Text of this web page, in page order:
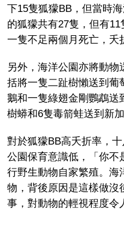
下15隻狐獴BB，但當時
的狐獴共有27隻，但有
一隻不足兩個月死亡，夭
另外，海洋公園亦將動
括將一隻二趾樹懶送到葡
鵝和一隻綠翅金剛鸚鵡送
樹蟒和6隻毒箭蛙送到新加
對於狐獴BB高夭折率，
公園保育意識低，「你不
行野生動物自家繁殖。海
物，背後原因是這樣做沒
事，對動物的輕視程度令